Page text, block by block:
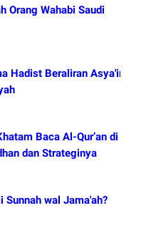
Orang Wahabi Saudi
Hadist Beraliran Asya'irah
Baca Al-Qur’an di
dan Strateginya
Sunnah wal Jama'ah?